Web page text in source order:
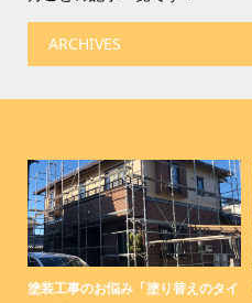
塗装工事のお悩み「塗り替えのタイ